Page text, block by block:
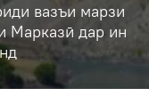
вазъи марзи
Марказӣ дар ин